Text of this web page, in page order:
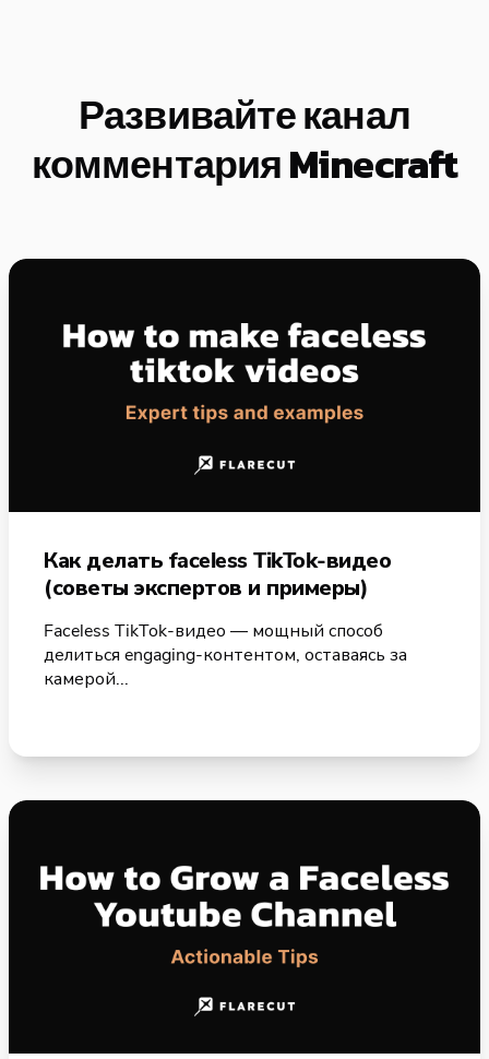
Развивайте канал
комментария Minecraft
Как делать faceless TikTok-видео
(советы экспертов и примеры)
Faceless TikTok-видео — мощный способ
делиться engaging-контентом, оставаясь за
камерой...